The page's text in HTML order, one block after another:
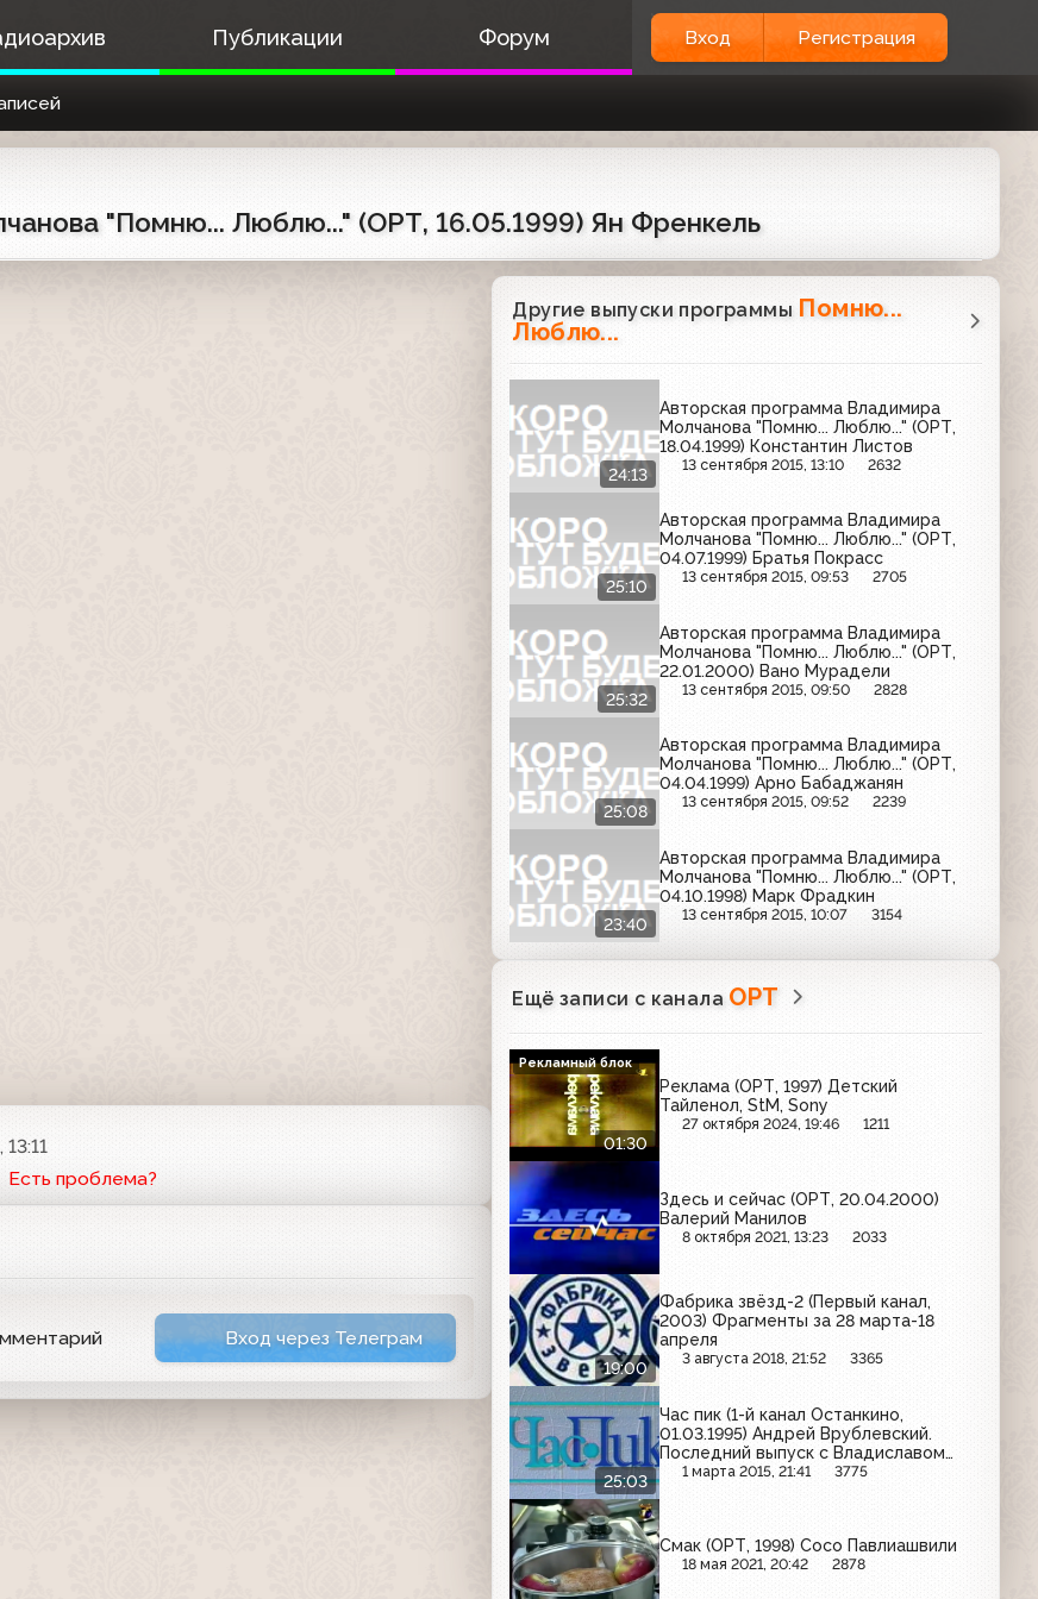
Публикации Форум Вход Регистрация
"Помню... Люблю..." (ОРТ, 16.05.1999) Ян Френкель
Есть проблема?
Вход через Телеграм
Другие выпуски программы Помню...
Люблю...
24:13
Авторская программа Владимира
Молчанова "Помню... Люблю..." (ОРТ,
18.04.1999) Константин Листов
13 сентября 2015, 13:10 2632
25:10
Авторская программа Владимира
Молчанова "Помню... Люблю..." (ОРТ,
04.07.1999) Братья Покрасс
13 сентября 2015, 09:53 2705
25:32
Авторская программа Владимира
Молчанова "Помню... Люблю..." (ОРТ,
22.01.2000) Вано Мурадели
13 сентября 2015, 09:50 2828
25:08
Авторская программа Владимира
Молчанова "Помню... Люблю..." (ОРТ,
04.04.1999) Арно Бабаджанян
13 сентября 2015, 09:52 2239
23:40
Авторская программа Владимира
Молчанова "Помню... Люблю..." (ОРТ,
04.10.1998) Марк Фрадкин
13 сентября 2015, 10:07 3154
Ещё записи с канала ОРТ
01:30
Реклама (ОРТ, 1997) Детский
Тайленол, StM, Sony
27 октября 2024, 19:46 1211
Рекламный блок
Здесь и сейчас (ОРТ, 20.04.2000)
Валерий Манилов
8 октября 2021, 13:23 2033
19:00
Фабрика звёзд-2 (Первый канал,
2003) Фрагменты за 28 марта-18
апреля
3 августа 2018, 21:52 3365
25:03
Час пик (1-й канал Останкино,
01.03.1995) Андрей Врублевский.
Последний выпуск с Владиславом
Листьевым
1 марта 2015, 21:41 3775
Смак (ОРТ, 1998) Сосо Павлиашвили
18 мая 2021, 20:42 2878